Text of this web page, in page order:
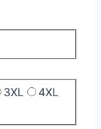
3XL
4XL